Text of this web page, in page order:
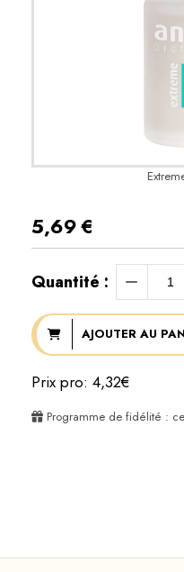
5,69€
Quantité :
AJOUTER AU
Prix pro: 4,32€
Programme de fidélité :